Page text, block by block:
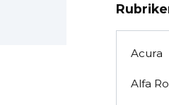
Acura
Alfa